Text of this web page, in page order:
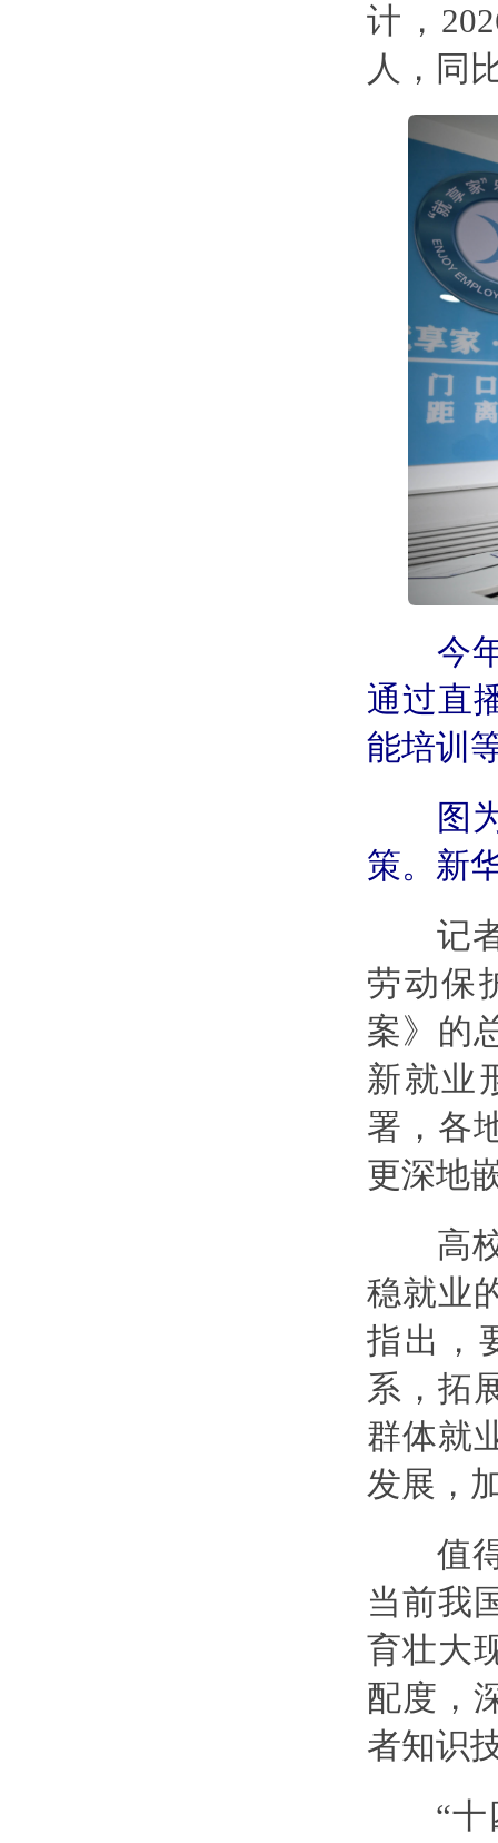
计，
人，同
今
通过直
能培训
图为
策。新
记者
劳动保
案》的
新就业
署，各
更深地
高校
稳就业
指出，
系，拓
群体就
发展，
值得
当前我
育壮大
配度，
者知识
“十四